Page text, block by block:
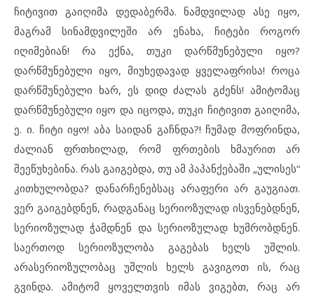
ჩიტივით გაიღიმა დედაბერმა. ნამდვილად ასე იყო,
მაგრამ სინამდვილეში არ ენახა, ჩიტები როგორ
იღიმებიან! რა ექნა, თუკი დარწმუნებული იყო?
დარწმუნებული იყო, მიუხედავად ყველაფრისა! როცა
დარწმუნებული ხარ, ეს დიდ ძალას გძენს! ამიტომაც
დარწმუნებული იყო და იცოდა, თუკი ჩიტივით გაიღიმა,
ე. ი. ჩიტი იყო! აბა საიდან გაჩნდა?! ჩუმად მოფრინდა,
ძალიან ფრთხილად, რომ ფრთების ხმაურით არ
შეეწუხებინა. რას გაიგებდა, თუ ამ პაპანქებაში „ულისეს“
კითხულობდა? დანარჩენებსაც არაფერი არ გაუგიათ.
ვერ გაიგებდნენ, რადგანაც სერიოზულად ისვენებდნენ,
სერიოზულად ჭამდნენ და სერიოზულად ხუმრობდნენ.
საერთოდ სერიოზულობა გაგებას ხელს უშლის.
არასერიოზულობაც უშლის ხელს გავიგოთ ის, რაც
გვინდა. ამიტომ ყოველთვის იმას ვიგებთ, რაც არ